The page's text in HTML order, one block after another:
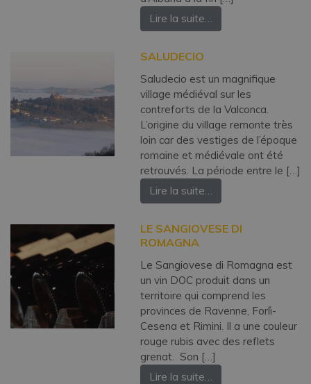
Lire la suite…
SALUDECIO
Saludecio est un magnifique
village médiéval sur les
contreforts de la Valconca.
L’origine du village remonte très
loin car des vestiges de l’époque
romaine et médiévale ont été
retrouvés. La période entre le […]
Lire la suite…
LE SANGIOVESE DI
ROMAGNA
Le Sangiovese di Romagna est
un vin DOC produit dans un
territoire qui comprend les
provinces de Ravenne, Forlì-
Cesena et Rimini. Il a une couleur
rouge rubis avec des reflets
grenat. Son […]
Lire la suite…